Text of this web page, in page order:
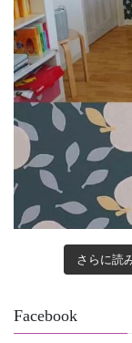
さらに読
Facebook